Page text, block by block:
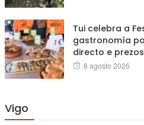
Tui celebra a
gastronomía
directo e
Posted
8 agosto 2026
Vigo